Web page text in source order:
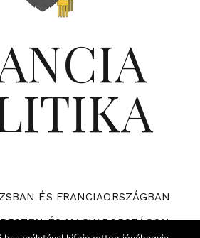
ÉS FRANCIAORSZÁGBAN
ÉS MAGYARORSZÁGON